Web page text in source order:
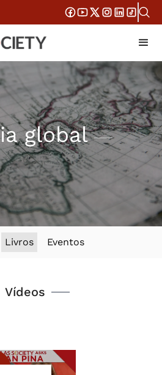
global
Livros Eventos
Vídeos